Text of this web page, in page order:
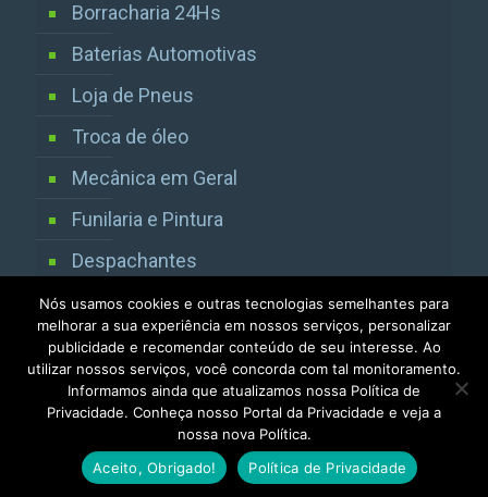
Borracharia 24Hs
Baterias Automotivas
Loja de Pneus
Troca de óleo
Mecânica em Geral
Funilaria e Pintura
Despachantes
Vistorias Detran SP
Todos os direitos reservados 2013 / 2025
Nós usamos cookies e outras tecnologias semelhantes para
melhorar a sua experiência em nossos serviços, personalizar
publicidade e recomendar conteúdo de seu interesse. Ao
utilizar nossos serviços, você concorda com tal monitoramento.
Informamos ainda que atualizamos nossa Política de
Privacidade. Conheça nosso Portal da Privacidade e veja a
nossa nova Política.
Aceito, Obrigado!
Política de Privacidade